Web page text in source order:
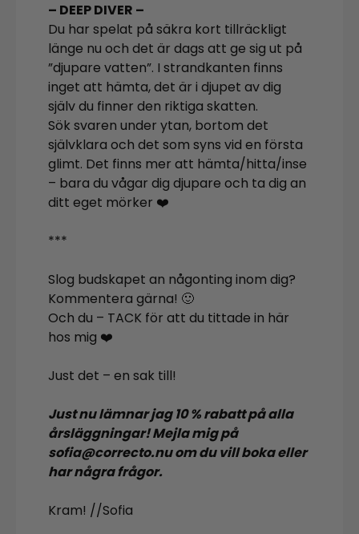
– DEEP DIVER –
Du har spelat på säkra kort tillräckligt
länge nu och det är dags att ge sig ut på
”djupare vatten”. I strandkanten finns
inget att hämta, det är i djupet av dig
själv du finner den riktiga skatten.
Sök svaren under ytan, bortom det
självklara och det som syns vid en första
glimt. Det finns mer att hämta/hitta/inse
– bara du vågar dig djupare och ta dig an
ditt eget mörker ❤️
***
Slog budskapet an någonting inom dig?
Kommentera gärna! 🙂
Och du – TACK för att du tittade in här
hos mig ❤️
Just det – en sak till!
Just nu lämnar jag 10 % rabatt på alla
årsläggningar! Mejla mig på
sofia@correcto.nu om du vill boka eller
har några frågor.
Kram! //Sofia